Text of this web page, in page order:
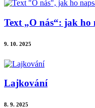
Text „O nás“: jak ho
9. 10. 2025
Lajkování
8. 9. 2025